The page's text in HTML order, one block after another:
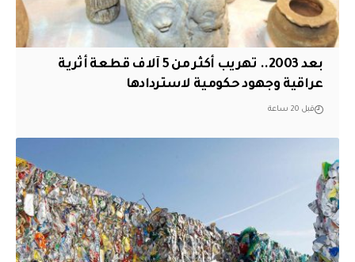
بعد 2003.. تهريب أكثر من 5 آلاف قطعة أثرية
عراقية وجهود حكومية لاستردادها
قبل 20 ساعة